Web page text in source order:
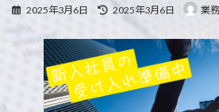
2025年3月6日
最
新
日
時
:
2025年3月6日 業